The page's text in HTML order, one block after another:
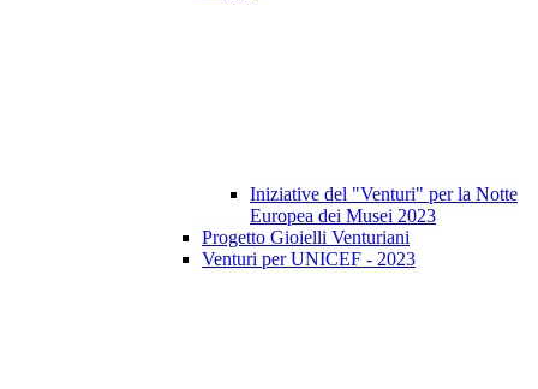
Iniziative del "Venturi" per la Notte
Europea dei Musei 2023
Progetto Gioielli Venturiani
Venturi per UNICEF - 2023